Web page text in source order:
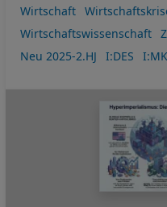
Wirtschaft
Wirtschaftswissenschaft
Neu 2025-2.HJ
I:DES I:MK